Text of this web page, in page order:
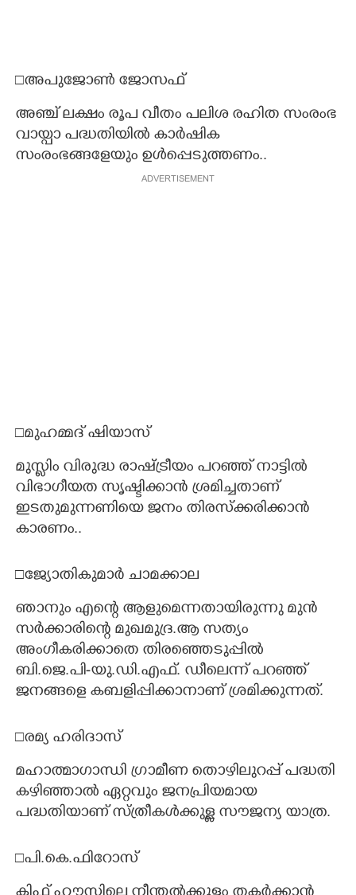
□അപുജോൺ ജോസഫ്
അഞ്ച് ലക്ഷം രൂപ വീതം പലിശ രഹിത സംരംഭ
വായ്പാ പദ്ധതിയിൽ കാർഷിക
സംരംഭങ്ങളേയും ഉൾപ്പെടുത്തണം..
ADVERTISEMENT
□മുഹമ്മദ് ഷിയാസ്
മുസ്ലിം വിരുദ്ധ രാഷ്ട്രീയം പറഞ്ഞ് നാട്ടിൽ
വിഭാഗീയത സൃഷ്ടിക്കാൻ ശ്രമിച്ചതാണ്
ഇടതുമുന്നണിയെ ജനം തിരസ്ക്കരിക്കാൻ
കാരണം..
□ജ്യോതികുമാർ ചാമക്കാല
ഞാനും എന്റെ ആളുമെന്നതായിരുന്നു മുൻ
സർക്കാരിന്റെ മുഖമുദ്ര.ആ സത്യം
അംഗീകരിക്കാതെ തിരഞ്ഞെടുപ്പിൽ
ബി.ജെ.പി-യു.ഡി.എഫ്. ഡീലെന്ന് പറഞ്ഞ്
ജനങ്ങളെ കബളിപ്പിക്കാനാണ് ശ്രമിക്കുന്നത്.
□രമ്യ ഹരിദാസ്
മഹാത്മാഗാന്ധി ഗ്രാമീണ തൊഴിലുറപ്പ് പദ്ധതി
കഴിഞ്ഞാൽ ഏറ്റവും ജനപ്രിയമായ
പദ്ധതിയാണ് സ്ത്രീകൾക്കുള്ള സൗജന്യ യാത്ര.
□പി.കെ.ഫിറോസ്